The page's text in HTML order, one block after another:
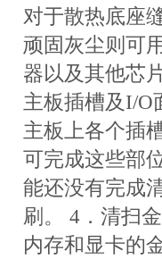
对于散热底座
顽固灰尘则可
器以及其他芯
主板插槽及I/O
主板上各个插
可完成这些部
能还没有完成
刷。 4．清扫
内存和显卡的